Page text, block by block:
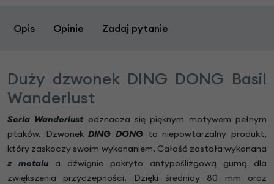
Opis Opinie Zadaj pytanie
Duży dzwonek DING DONG Basil
Wanderlust
Seria Wanderlustodznacza się pięknym motywem pełnym
ptaków. DzwonekDING DONG to niepowtarzalny produkt,
który zaskoczy swoim wykonaniem. Całość została wykonana
z metalu a dźwignie pokryto antypoślizgową gumą dla
zwiększenia przyczepności. Dzięki średnicy 80 mm oraz